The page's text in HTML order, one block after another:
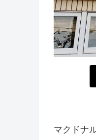
マクドナ